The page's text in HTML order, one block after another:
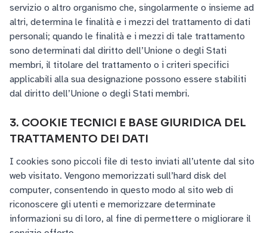
servizio o altro organismo che, singolarmente o insieme ad
altri, determina le finalità e i mezzi del trattamento di dati
personali; quando le finalità e i mezzi di tale trattamento
sono determinati dal diritto dell’Unione o degli Stati
membri, il titolare del trattamento o i criteri specifici
applicabili alla sua designazione possono essere stabiliti
dal diritto dell’Unione o degli Stati membri.
3. COOKIE TECNICI E BASE GIURIDICA DEL
TRATTAMENTO DEI DATI
I cookies sono piccoli file di testo inviati all’utente dal sito
web visitato. Vengono memorizzati sull’hard disk del
computer, consentendo in questo modo al sito web di
riconoscere gli utenti e memorizzare determinate
informazioni su di loro, al fine di permettere o migliorare il